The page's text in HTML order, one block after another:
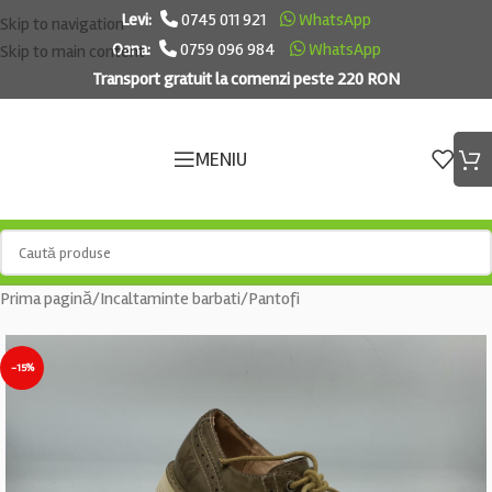
Skip to navigation
Skip to main content
Levi: 0745 011 921
WhatsApp
Oana:
0759 096 984
WhatsApp
Transport gratuit la comenzi peste 220 RON
MENIU
Prima pagină/Incaltaminte barbati/Pantofi
-15%